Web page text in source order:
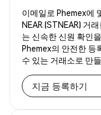
이메일로 Phemex에
NEAR (STNEAR) 거
는 신속한 신원 확인
Phemex의 안전한 등
수 있는 거래소로 만
지금 등록하기